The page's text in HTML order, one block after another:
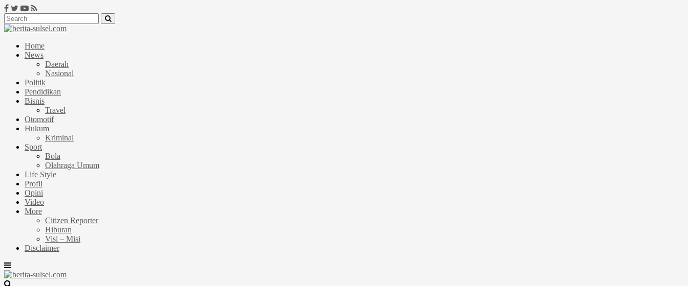
Home
News
Daerah
Nasional
Politik
Pendidikan
Bisnis
Travel
Otomotif
Hukum
Kriminal
Sport
Bola
Olahraga Umum
Life Style
Profil
Opini
Video
More
Citizen Reporter
Hiburan
Visi – Misi
Disclaimer